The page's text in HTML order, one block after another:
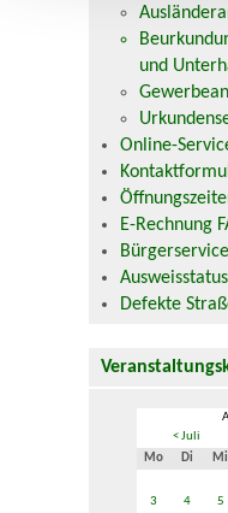
und
Online-
E-Rechnung
Ausweisstatus
Defekte
< Juli
Mo
Di Mi
3
4 5